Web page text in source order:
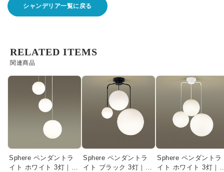
シャンデリア一覧に戻る
関連商品
RELATED ITEMS
Sphere ペンダントラ
イト ホワイト 3灯｜吹
Sphere ペンダントラ
イト ブラック 3灯｜乳
Sphere ペンダントラ
イト ホワイト 3灯｜